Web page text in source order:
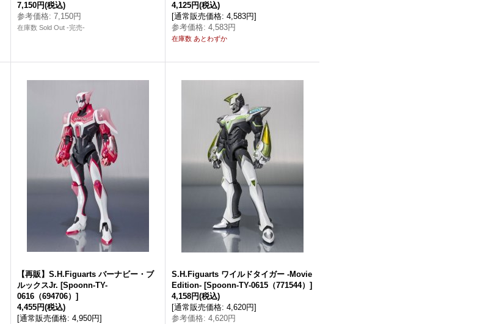
7,150円(税込)
参考価格: 7,150円
在庫数 Sold Out -完売-
4,125円(税込)
[通常販売価格: 4,583円]
参考価格: 4,583円
在庫数 あとわずか
【再販】S.H.Figuarts バーナビー・ブ
ルックスJr. [Spoonn-TY-
0616（694706）]
4,455円(税込)
[通常販売価格: 4,950円]
S.H.Figuarts ワイルドタイガー -Movie
Edition- [Spoonn-TY-0615（771544）]
4,158円(税込)
[通常販売価格: 4,620円]
参考価格: 4,620円